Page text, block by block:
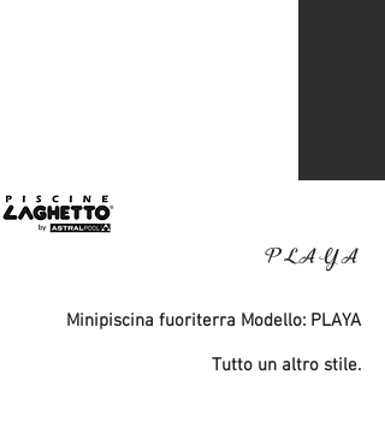
PLAYA
Minipiscina fuoriterra Modello: PLAYA
Tutto un altro stile.